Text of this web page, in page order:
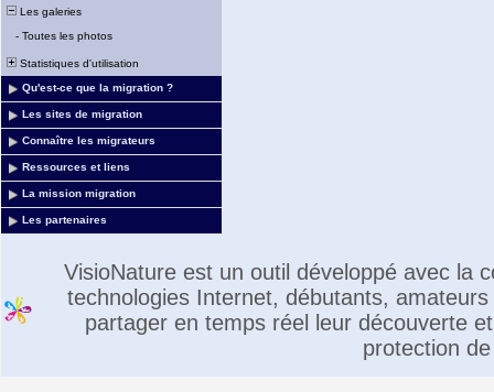
Les galeries
- Toutes les photos
Statistiques d'utilisation
Qu'est-ce que la migration ?
Les sites de migration
Connaître les migrateurs
Ressources et liens
La mission migration
Les partenaires
VisioNature est un outil développé avec la
technologies Internet, débutants,
partager en temps réel leur découverte
protection